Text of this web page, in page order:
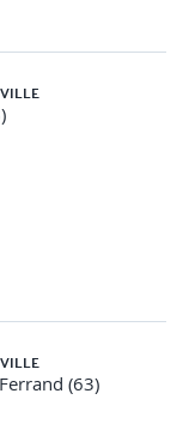
la gestion
et la continuité
sécurité pour une
de
(63)